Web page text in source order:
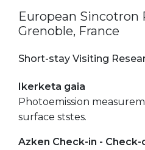
European Sincotron
Grenoble, France
Short-stay Visiting
Ikerketa gaia
Photoemission
surface ststes.
Azken Check-in -